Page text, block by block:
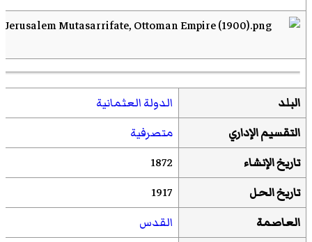
البلد
الدولة العثمانية
التقسيم الإداري
متصرفية
تاريخ الإنشاء
1872
تاريخ الحل
1917
العاصمة
القدس